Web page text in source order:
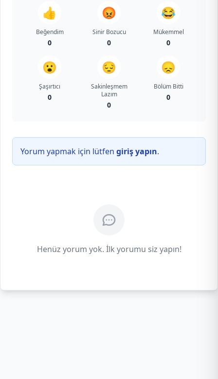
👍
Beğendim
0
😡
Sinir Bozucu
0
😂
Mükemmel
0
😮
Şaşırtıcı
0
😔
Sakinleşmem
Lazım
0
😞
Bölüm Bitti
0
Yorum yapmak için lütfen giriş yapın.
Henüz yorum yok. İlk yorumu siz yapın!